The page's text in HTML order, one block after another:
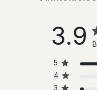
3.9
5
4
3